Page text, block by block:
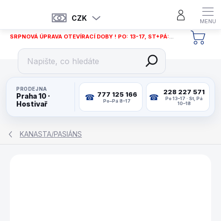
CZK
SRPNOVÁ ÚPRAVA OTEVÍRACÍ DOBY ! PO: 13-17, ST+PÁ: 12-18
PRODEJNA
Praha 10 ·
Hostivař
777 125 166
Po–Pá 8–17
228 227 571
Po 13–17 · St, Pá
10–18
KANASTA/PASIÁNS